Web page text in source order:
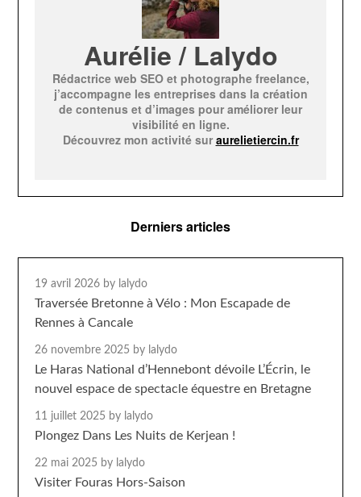
Aurélie / Lalydo
Rédactrice web SEO et photographe freelance,
j’accompagne les entreprises dans la création
de contenus et d’images pour améliorer leur
visibilité en ligne.
Découvrez mon activité sur aurelietiercin.fr
Derniers articles
19 avril 2026 by lalydo
Traversée Bretonne à Vélo : Mon Escapade de
Rennes à Cancale
26 novembre 2025 by lalydo
Le Haras National d’Hennebont dévoile L’Écrin, le
nouvel espace de spectacle équestre en Bretagne
11 juillet 2025 by lalydo
Plongez Dans Les Nuits de Kerjean !
22 mai 2025 by lalydo
Visiter Fouras Hors-Saison